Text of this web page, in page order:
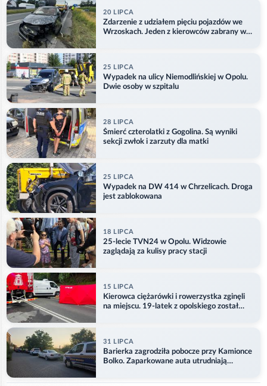
20 LIPCA
Zdarzenie z udziałem pięciu pojazdów we
Wrzoskach. Jeden z kierowców zabrany w
25 LIPCA
Wypadek na ulicy Niemodlińskiej w Opolu.
Dwie osoby w szpitalu
28 LIPCA
Śmierć czterolatki z Gogolina. Są wyniki
sekcji zwłok i zarzuty dla matki
25 LIPCA
Wypadek na DW 414 w Chrzelicach. Droga
jest zablokowana
18 LIPCA
25-lecie TVN24 w Opolu. Widzowie
zaglądają za kulisy pracy stacji
15 LIPCA
Kierowca ciężarówki i rowerzystka zginęli
na miejscu. 19-latek z opolskiego został
31 LIPCA
Barierka zagrodziła pobocze przy Kamionce
Bolko. Zaparkowane auta utrudniają